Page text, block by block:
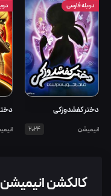
دوبله فارسی
دختر کفشدوزکی
ماجراجویی در لندن
انیمیشن 2024
کالکشن